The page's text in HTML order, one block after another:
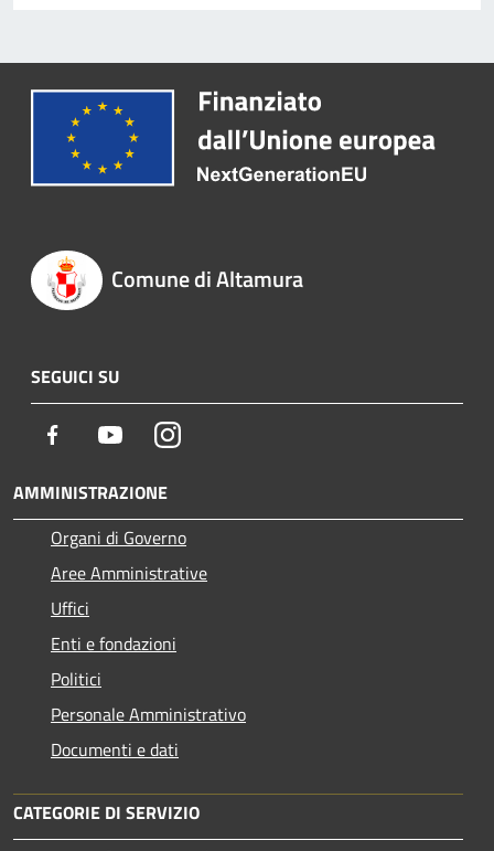
Comune di Altamura
SEGUICI SU
Facebook YoutubeInstagram
AMMINISTRAZIONE
Organi di Governo
Aree Amministrative
Uffici
Enti e fondazioni
Politici
Personale Amministrativo
Documenti e dati
CATEGORIE DI SERVIZIO